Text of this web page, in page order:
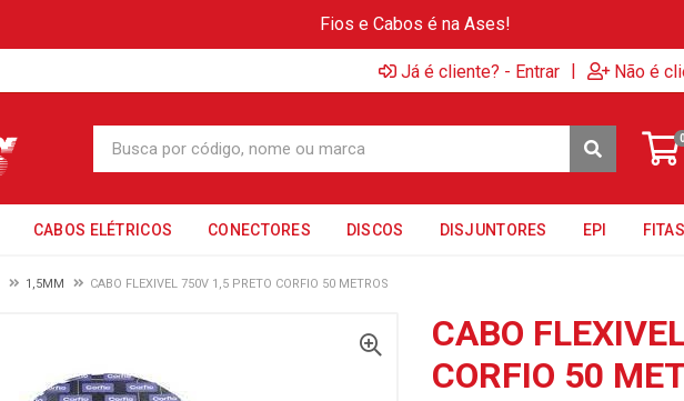
Fios e Cabos é na Ases!
Já é cliente? - Entrar | Não é
0
CABOS ELÉTRICOS CONECTORES DISCOS DISJUNTORES EPI FITAS
1,5MM CABO FLEXIVEL 750V 1,5 PRETO CORFIO 50 METROS
CABO
CORFIO 50